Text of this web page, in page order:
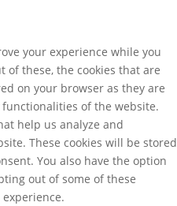
your experience while you
of these, the cookies that are
on your browser as they are
of the website.
help us analyze and
These cookies will be stored
You also have the option
out of some of these